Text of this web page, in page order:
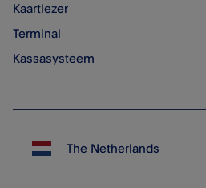
Kaartlezer
Terminal
Kassasysteem